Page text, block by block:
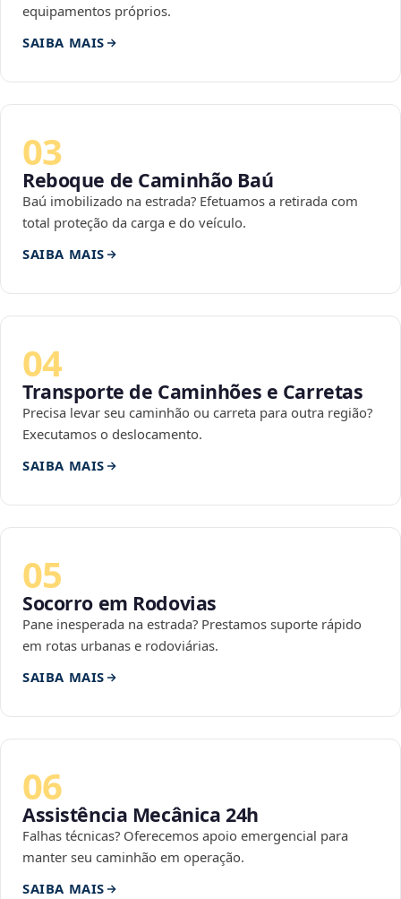
equipamentos próprios.
SAIBA MAIS
03
Reboque de Caminhão Baú
Baú imobilizado na estrada? Efetuamos a retirada com
total proteção da carga e do veículo.
SAIBA MAIS
04
Transporte de Caminhões e Carretas
Precisa levar seu caminhão ou carreta para outra região?
Executamos o deslocamento.
SAIBA MAIS
05
Socorro em Rodovias
Pane inesperada na estrada? Prestamos suporte rápido
em rotas urbanas e rodoviárias.
SAIBA MAIS
06
Assistência Mecânica 24h
Falhas técnicas? Oferecemos apoio emergencial para
manter seu caminhão em operação.
SAIBA MAIS